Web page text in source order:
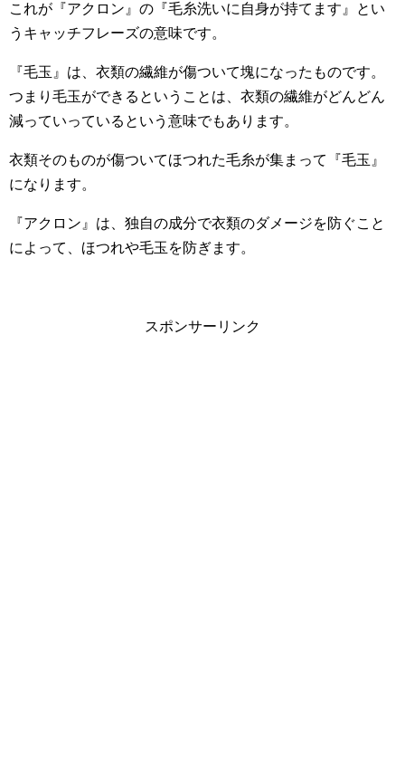
これが『アクロン』の『毛糸洗いに自身が持てます』とい
うキャッチフレーズの意味です。
『毛玉』は、衣類の繊維が傷ついて塊になったものです。
つまり毛玉ができるということは、衣類の繊維がどんどん
減っていっているという意味でもあります。
衣類そのものが傷ついてほつれた毛糸が集まって『毛玉』
になります。
『アクロン』は、独自の成分で衣類のダメージを防ぐこと
によって、ほつれや毛玉を防ぎます。
スポンサーリンク